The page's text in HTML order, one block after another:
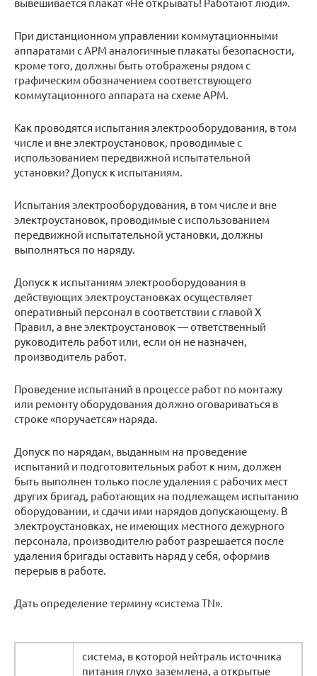
При дистанционном управлении коммутационными
аппаратами с АРМ аналогичные плакаты безопасности,
кроме того, должны быть отображены рядом с
графическим обозначением соответствующего
коммутационного аппарата на схеме АРМ.
Как проводятся испытания электрооборудования, в том
числе и вне электроустановок, проводимые с
использованием передвижной испытательной
установки? Допуск к испытаниям.
Испытания электрооборудования, в том числе и вне
электроустановок, проводимые с использованием
передвижной испытательной установки, должны
выполняться по наряду.
Допуск к испытаниям электрооборудования в
действующих электроустановках осуществляет
оперативный персонал в соответствии с главой X
Правил, а вне электроустановок — ответственный
руководитель работ или, если он не назначен,
производитель работ.
Проведение испытаний в процессе работ по монтажу
или ремонту оборудования должно оговариваться в
строке «поручается» наряда.
Допуск по нарядам, выданным на проведение
испытаний и подготовительных работ к ним, должен
быть выполнен только после удаления с рабочих мест
других бригад, работающих на подлежащем испытанию
оборудовании, и сдачи ими нарядов допускающему. В
электроустановках, не имеющих местного дежурного
персонала, производителю работ разрешается после
удаления бригады оставить наряд у себя, оформив
перерыв в работе.
Дать определение термину «система TN».
система, в которой ней­траль источника
питания глухо заземлена, а открытые